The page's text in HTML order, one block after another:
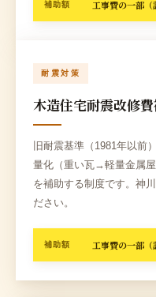
補助額 工事費の一部（
耐震対策
木造住宅耐震改修
旧耐震基準（1981年以前
量化（重い瓦→軽量金属
を補助する制度です。神
ださい。
補助額 工事費の一部（